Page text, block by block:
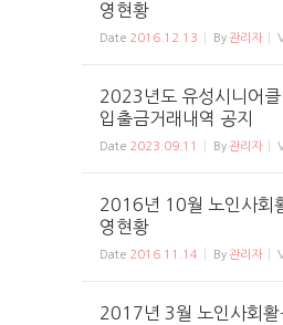
영현황
Date 2016.12.13 By 관리자
2023년도 유성시니어
입출금거래내역 공지
Date 2023.09.11 By 관리자
2016년 10월 노인사회
영현황
Date 2016.11.14 By 관리자
2017년 3월 노인사회활